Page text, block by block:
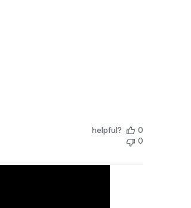
helpful?
0
0